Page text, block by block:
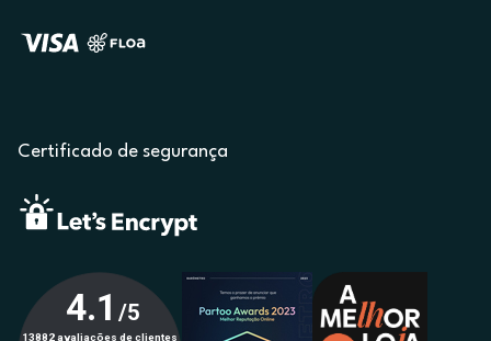
Certificado de segurança